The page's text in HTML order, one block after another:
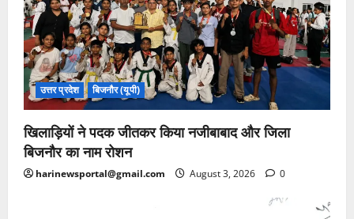
उत्तर प्रदेश बिजनौर (यूपी)
खिलाड़ियों ने पदक जीतकर किया नजीबाबाद और जिला
बिजनौर का नाम रोशन
harinewsportal@gmail.com August 3, 2026 0